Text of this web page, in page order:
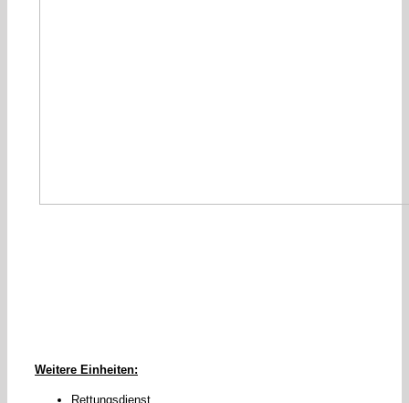
Weitere Einheiten:
Rettungsdienst